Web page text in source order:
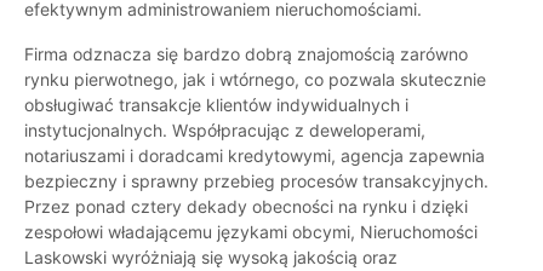
efektywnym administrowaniem nieruchomościami.
Firma odznacza się bardzo dobrą znajomością zarówno
rynku pierwotnego, jak i wtórnego, co pozwala skutecznie
obsługiwać transakcje klientów indywidualnych i
instytucjonalnych. Współpracując z deweloperami,
notariuszami i doradcami kredytowymi, agencja zapewnia
bezpieczny i sprawny przebieg procesów transakcyjnych.
Przez ponad cztery dekady obecności na rynku i dzięki
zespołowi władającemu językami obcymi, Nieruchomości
Laskowski wyróżniają się wysoką jakością oraz